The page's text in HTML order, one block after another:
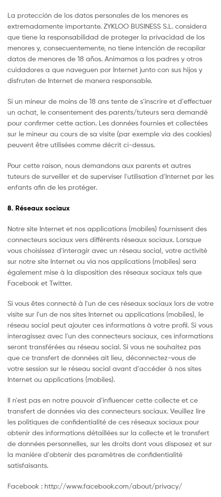
La protección de los datos personales de los menores es
extremadamente importante. ZYKLOO BUSINESS S.L. considera
que tiene la responsabilidad de proteger la privacidad de los
menores y, consecuentemente, no tiene intención de recopilar
datos de menores de 18 años. Animamos a los padres y otros
cuidadores a que naveguen por Internet junto con sus hijos y
disfruten de Internet de manera responsable.
Si un mineur de moins de 18 ans tente de s'inscrire et d'effectuer
un achat, le consentement des parents/tuteurs sera demandé
pour confirmer cette action. Les données fournies et collectées
sur le mineur au cours de sa visite (par exemple via des cookies)
peuvent être utilisées comme décrit ci-dessus.
Pour cette raison, nous demandons aux parents et autres
tuteurs de surveiller et de superviser l'utilisation d'Internet par les
enfants afin de les protéger.
8. Réseaux sociaux
Notre site Internet et nos applications (mobiles) fournissent des
connecteurs sociaux vers différents réseaux sociaux. Lorsque
vous choisissez d'interagir avec un réseau social, votre activité
sur notre site Internet ou via nos applications (mobiles) sera
également mise à la disposition des réseaux sociaux tels que
Facebook et Twitter.
Si vous êtes connecté à l'un de ces réseaux sociaux lors de votre
visite sur l'un de nos sites Internet ou applications (mobiles), le
réseau social peut ajouter ces informations à votre profil. Si vous
interagissez avec l'un des connecteurs sociaux, ces informations
seront transférées au réseau social. Si vous ne souhaitez pas
que ce transfert de données ait lieu, déconnectez-vous de
votre session sur le réseau social avant d'accéder à nos sites
Internet ou applications (mobiles).
Il n'est pas en notre pouvoir d'influencer cette collecte et ce
transfert de données via des connecteurs sociaux. Veuillez lire
les politiques de confidentialité de ces réseaux sociaux pour
obtenir des informations détaillées sur la collecte et le transfert
de données personnelles, sur les droits dont vous disposez et sur
la manière d'obtenir des paramètres de confidentialité
satisfaisants.
Facebook : http://www.facebook.com/about/privacy/